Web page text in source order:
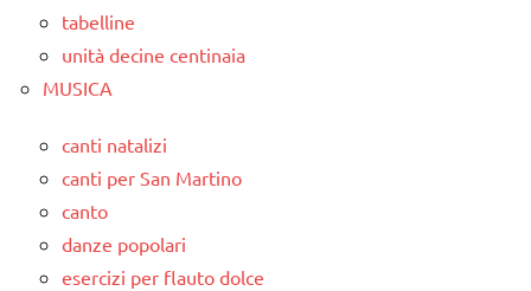
tabelline
unità decine centinaia
MUSICA
canti natalizi
canti per San Martino
canto
danze popolari
esercizi per flauto dolce